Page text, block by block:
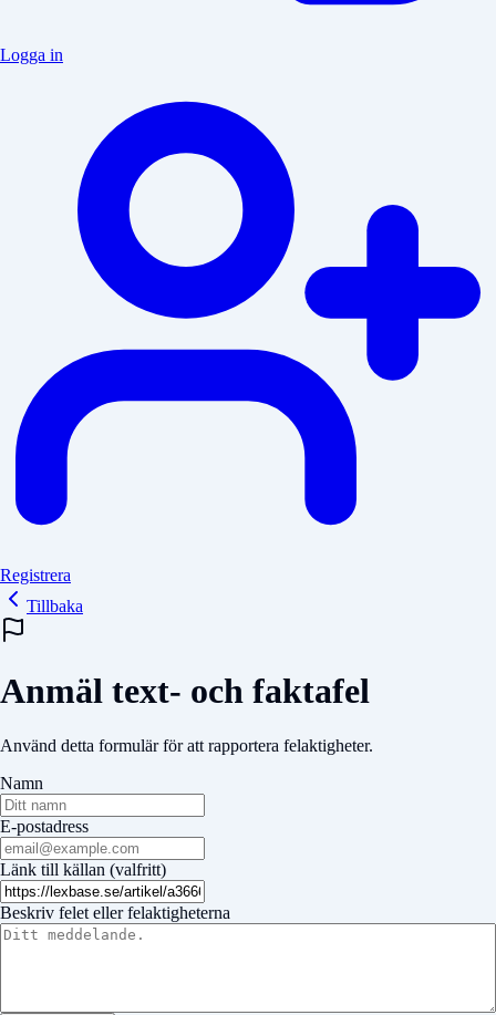
Logga in
Registrera
Tillbaka
Anmäl text- och faktafel
Använd detta formulär för att rapportera felaktigheter.
Namn
E-postadress
Länk till källan (valfritt)
Beskriv felet eller felaktigheterna